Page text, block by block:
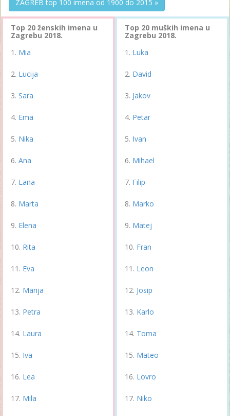
ZAGREB top 100 imena od 1900 do 2015 »
Top 20 ženskih imena u
Zagrebu 2018.
Mia
Lucija
Sara
Ema
Nika
Ana
Lana
Marta
Elena
Rita
Eva
Marija
Petra
Laura
Iva
Lea
Mila
Top 20 muških imena u
Zagrebu 2018.
Luka
David
Jakov
Petar
Ivan
Mihael
Filip
Marko
Matej
Fran
Leon
Josip
Karlo
Toma
Mateo
Lovro
Niko